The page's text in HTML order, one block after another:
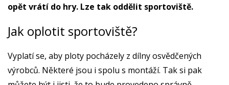
opět vrátí do hry. Lze tak oddělit sportoviště.
Jak oplotit sportoviště?
Vyplatí se, aby ploty pocházely z dílny osvědčených
výrobců. Některé jsou i spolu s montáží. Tak si pak